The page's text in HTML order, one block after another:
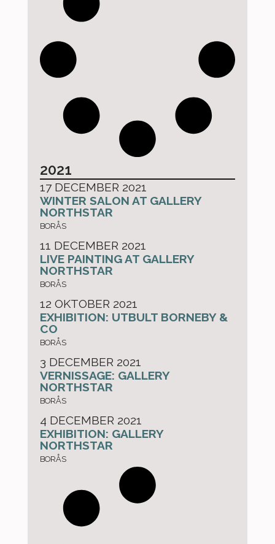
2021
17 DECEMBER 2021
WINTER SALON AT GALLERY
NORTHSTAR
BORÅS
11 DECEMBER 2021
LIVE PAINTING AT GALLERY
NORTHSTAR
BORÅS
12 OKTOBER 2021
EXHIBITION: UTBULT BORNEBY &
CO
BORÅS
3 DECEMBER 2021
VERNISSAGE: GALLERY
NORTHSTAR
BORÅS
4 DECEMBER 2021
EXHIBITION: GALLERY
NORTHSTAR
BORÅS